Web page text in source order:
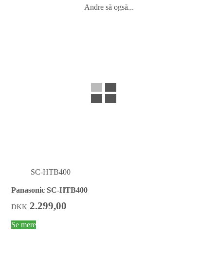
Andre så også...
SC-HTB400
Panasonic SC-HTB400
DKK 2.299,00
Se mere